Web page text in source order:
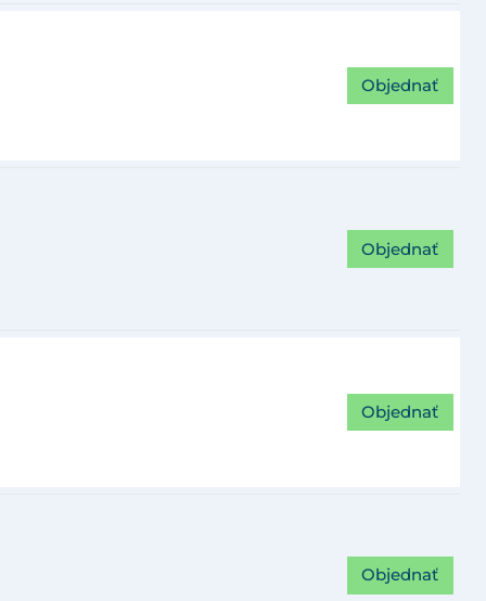
Objednať
Objednať
Objednať
Objednať